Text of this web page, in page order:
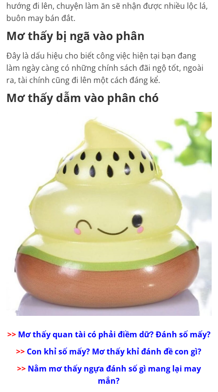
hướng đi lên, chuyện làm ăn sẽ nhận được nhiều lộc lá,
buôn may bán đắt.
Mơ thấy bị ngã vào phân
Đây là dấu hiệu cho biết công việc hiện tại bạn đang
làm ngày càng có những chính sách đãi ngộ tốt, ngoài
ra, tài chính cũng đi lên một cách đáng kể.
Mơ thấy dẫm vào phân chó
>> Mơ thấy quan tài có phải điềm dữ? Đánh số mấy?
>> Con khỉ số mấy? Mơ thấy khỉ đánh đề con gì?
>> Nằm mơ thấy ngựa đánh số gì mang lại may
mắn?